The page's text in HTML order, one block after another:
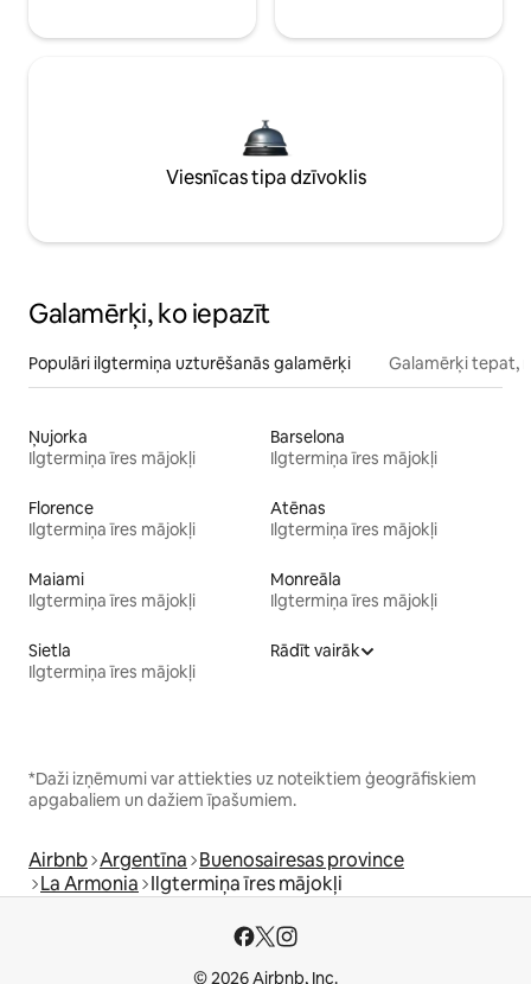
Viesnīcas tipa dzīvoklis
Galamērķi, ko iepazīt
Populāri ilgtermiņa uzturēšanās galamērķi Galamērķi tepat,
Ņujorka
Ilgtermiņa īres mājokļi
Barselona
Ilgtermiņa īres mājokļi
Florence
Ilgtermiņa īres mājokļi
Atēnas
Ilgtermiņa īres mājokļi
Maiami
Ilgtermiņa īres mājokļi
Monreāla
Ilgtermiņa īres mājokļi
Sietla
Ilgtermiņa īres mājokļi
Rādīt vairāk
*Daži izņēmumi var attiekties uz noteiktiem ģeogrāfiskiem
apgabaliem un dažiem īpašumiem.
Airbnb Argentīna Buenosairesas province
La Armonia Ilgtermiņa īres mājokļi
© 2026 Airbnb, Inc.